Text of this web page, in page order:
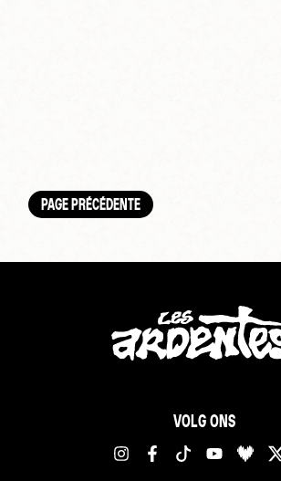
PAGE PRÉCÉDENTE
VOLG ONS